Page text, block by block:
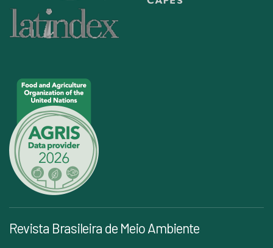
Revista Brasileira de Meio Ambiente